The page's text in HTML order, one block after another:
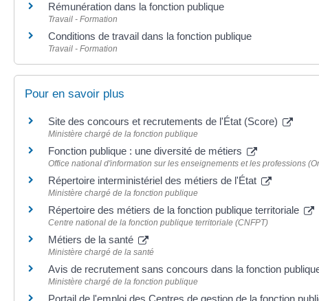
Rémunération dans la fonction publique
Travail - Formation
Conditions de travail dans la fonction publique
Travail - Formation
Pour en savoir plus
Site des concours et recrutements de l'État (Score)
Ministère chargé de la fonction publique
Fonction publique : une diversité de métiers
Office national d'information sur les enseignements et les professions
Répertoire interministériel des métiers de l'État
Ministère chargé de la fonction publique
Répertoire des métiers de la fonction publique territoriale
Centre national de la fonction publique territoriale (CNFPT)
Métiers de la santé
Ministère chargé de la santé
Avis de recrutement sans concours dans la fonction
Ministère chargé de la fonction publique